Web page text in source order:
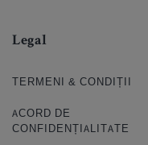
Legal
TERMENI & CONDIȚII
ACORD DE
CONFIDENȚIALITATE